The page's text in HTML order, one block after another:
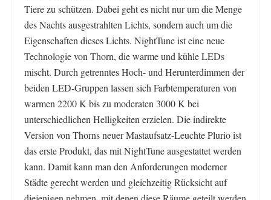
Tiere zu schützen. Dabei geht es nicht nur um die Menge
des Nachts ausgestrahlten Lichts, sondern auch um die
Eigenschaften dieses Lichts. NightTune ist eine neue
Technologie von Thorn, die warme und kühle LEDs
mischt. Durch getrenntes Hoch- und Herunterdimmen der
beiden LED-Gruppen lassen sich Farbtemperaturen von
warmen 2200 K bis zu moderaten 3000 K bei
unterschiedlichen Helligkeiten erzielen. Die indirekte
Version von Thorns neuer Mastaufsatz-Leuchte Plurio ist
das erste Produkt, das mit NightTune ausgestattet werden
kann. Damit kann man den Anforderungen moderner
Städte gerecht werden und gleichzeitig Rücksicht auf